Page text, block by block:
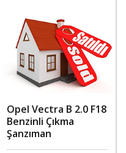
Opel Vectra B 2.0 F18
Benzinli Çıkma
Şanzıman